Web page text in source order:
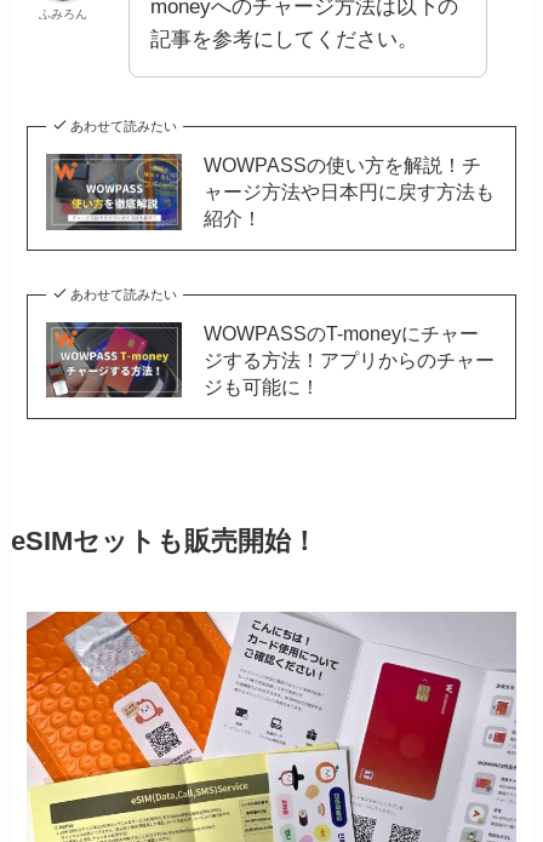
ふみろん
moneyへのチャージ方法は以下の
記事を参考にしてください。
あわせて読みたい
WOWPASSの使い方を解説！チ
ャージ方法や日本円に戻す方法も
紹介！
あわせて読みたい
WOWPASSのT-moneyにチャー
ジする方法！アプリからのチャー
ジも可能に！
eSIMセットも販売開始！